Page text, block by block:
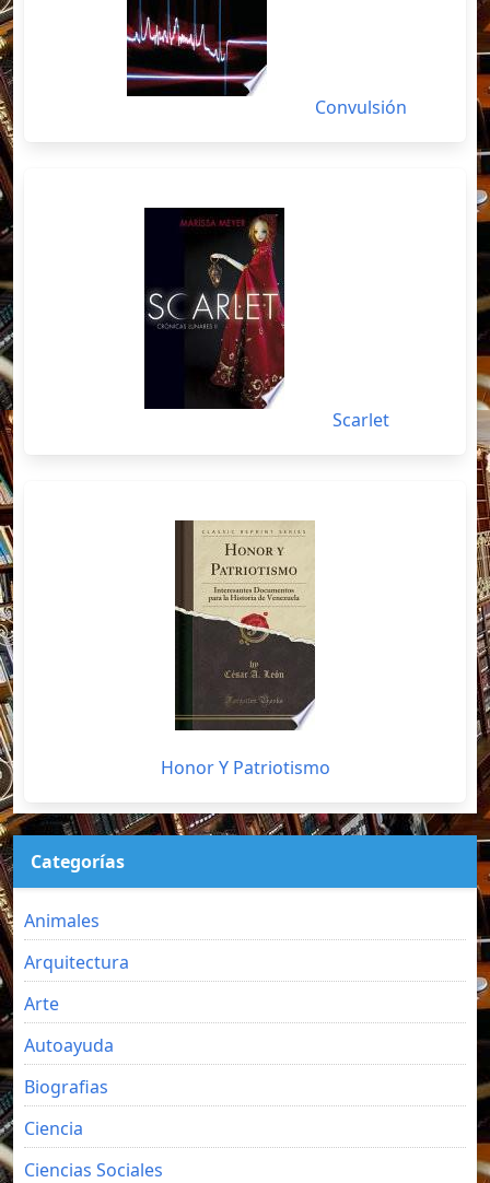
Convulsión
Scarlet
Honor Y Patriotismo
Categorías
Animales
Arquitectura
Arte
Autoayuda
Biografias
Ciencia
Ciencias Sociales